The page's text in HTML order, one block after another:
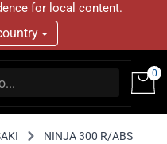
for local content.
0
NINJA 300 R/ABS